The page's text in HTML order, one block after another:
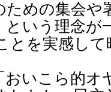
めの集会や
という理念が
とを実感し
いこら的オ